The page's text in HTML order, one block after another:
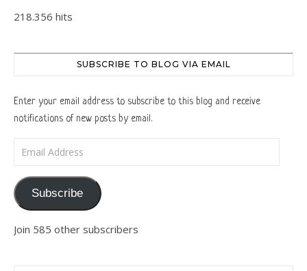
218.356 hits
SUBSCRIBE TO BLOG VIA EMAIL
Enter your email address to subscribe to this blog and receive
notifications of new posts by email.
Subscribe
Join 585 other subscribers